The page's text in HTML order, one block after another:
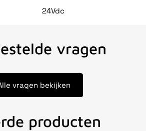
24Vdc
vragen
vragen bekijken
producten